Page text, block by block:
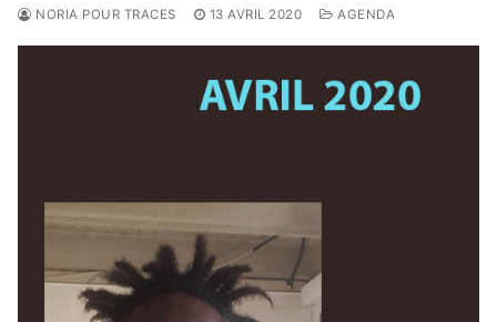
NORIA POUR TRACES 13 AVRIL 2020 AGENDA